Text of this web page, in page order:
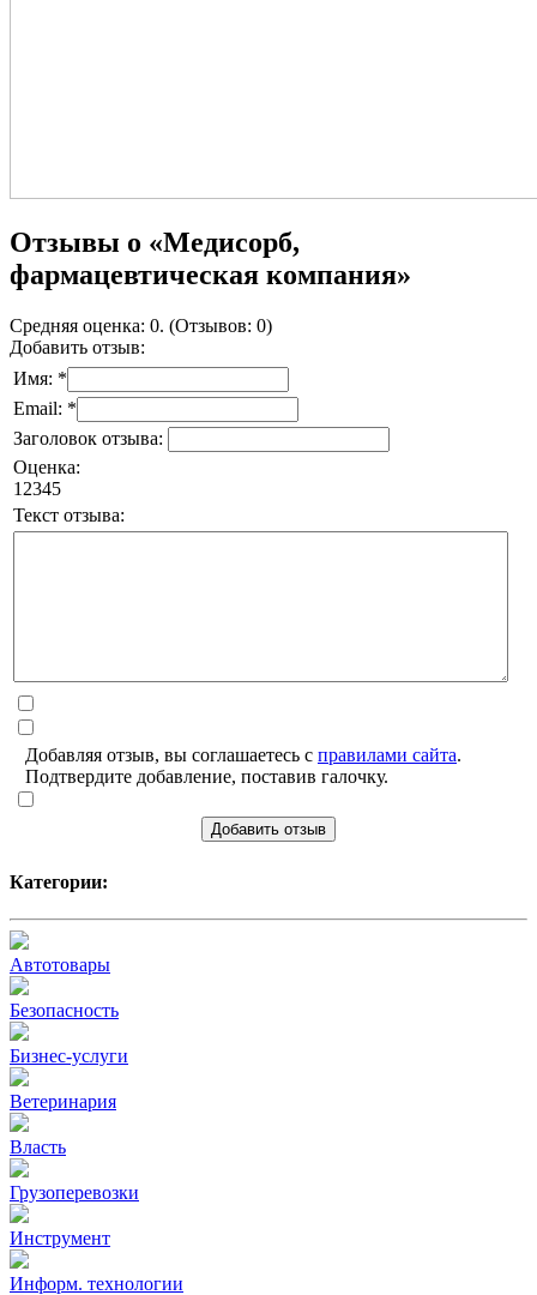
Отзывы о «Медисорб,
фармацевтическая компания»
Средняя оценка: 0. (Отзывов: 0)
Добавить отзыв:
Имя: *
Email: *
Заголовок отзыва:
Оценка:
1 2345
Текст отзыва:
Добавляя отзыв, вы соглашаетесь с правилами сайта.
Подтвердите добавление, поставив галочку.
Добавить отзыв
Категории:
Автотовары
Безопасность
Бизнес-услуги
Ветеринария
Власть
Грузоперевозки
Инструмент
Информ. технологии